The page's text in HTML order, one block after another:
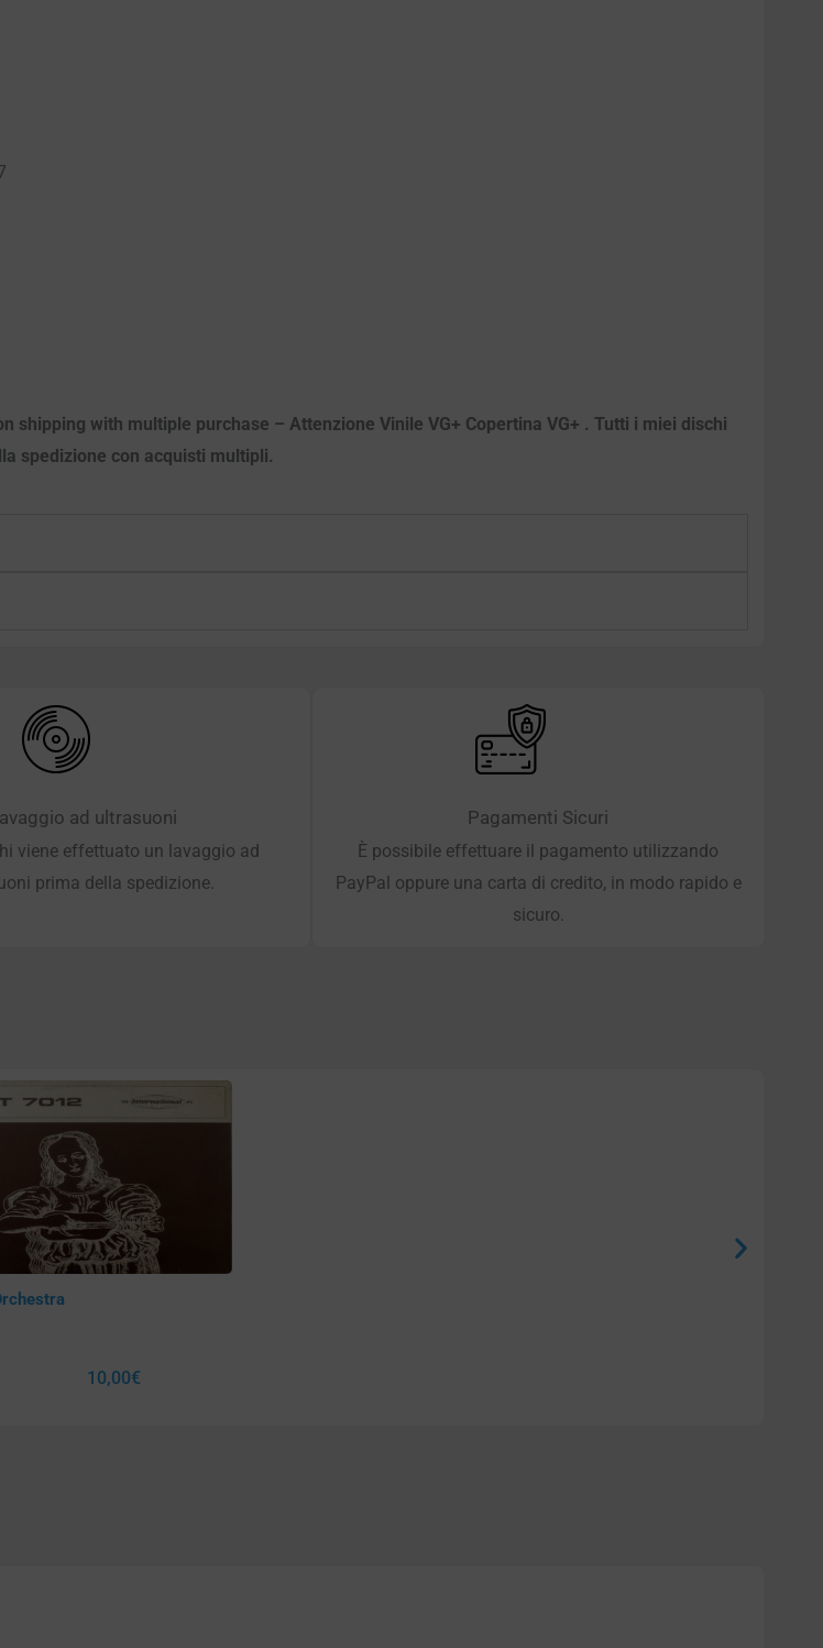
with multiple purchase – Attenzione Vinile VG+ Copertina VG+ . Tutti i miei dischi
spedizione con acquisti multipli.
ad ultrasuoni
viene effettuato un lavaggio ad
prima della spedizione.
Pagamenti Sicuri
È possibile effettuare il pagamento utilizzando
PayPal oppure una carta di credito, in modo rapido e
sicuro.
10,00€